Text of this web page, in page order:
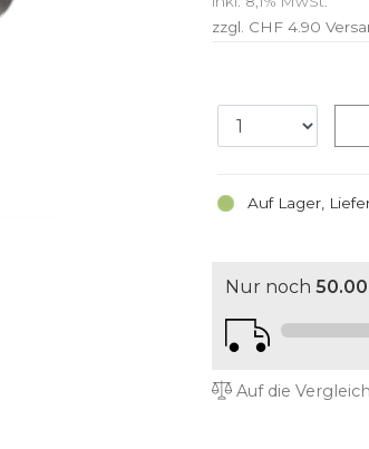
zzgl. CHF 4.90
Auf Lager,
Nur noch 50.00
Auf die